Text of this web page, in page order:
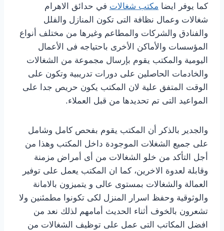
كما يوفر ايضا مكتب شغالات في حدائق الاهرام
شغالات وعمال نظافة التى تكون المنازل والفلل
والفنادق والشركات والمطاعم وغيرها من مختلف أنواع
المؤسسات والأماكن الأخرى باحتياجه فى الأعمال
اليومية والمكتب يقوم بإرسال مجموعة من الشغالات
والخادمات الحاصلين على دورات تدريبية وتكون على
الوقت المتفق علية لان المكتب يكون حريص جدا على
المواعيد التى تم تحديدها من قبل العملاء.
والجدير بالذكر أن المكتب يقوم بفحص كامل وشامل
على جميع الشغلات الموجودة داخل المكتب وهذا من
أجل التأكد من خلو الشغالات من أى أمراض مزمنة
وقابلة لعدوة الاخرين، كما ان المكتب يعمل على توفير
العمالة والشغالات بمستوى عالى و يتميزون بالامانة
والوثوقية وحفظ اسرار المنزل لكى تكونوا مطمئنين ولا
تشعرون بالخوف أثناء الحديث أمامهم لذلك نعد من
افضل المكاتب التى عمل على توظيف الشغالات من